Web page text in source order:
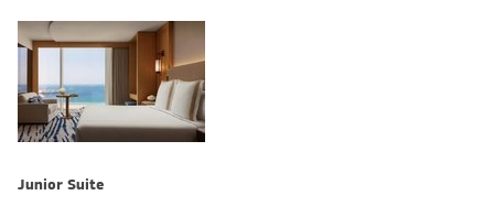
Junior Suite